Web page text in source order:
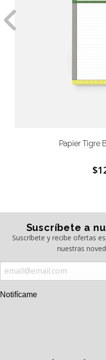
Papier Tigre
Suscríbete a
Suscríbete y recibe ofertas
nuestras
Notifícame